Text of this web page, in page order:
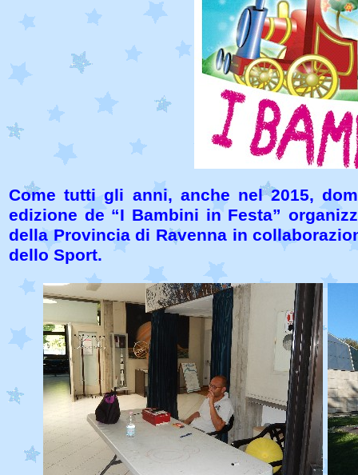
Come tutti gli anni, anche nel 2015,
edizione de “I Bambini in Festa”
della Provincia di Ravenna in
dello Sport.